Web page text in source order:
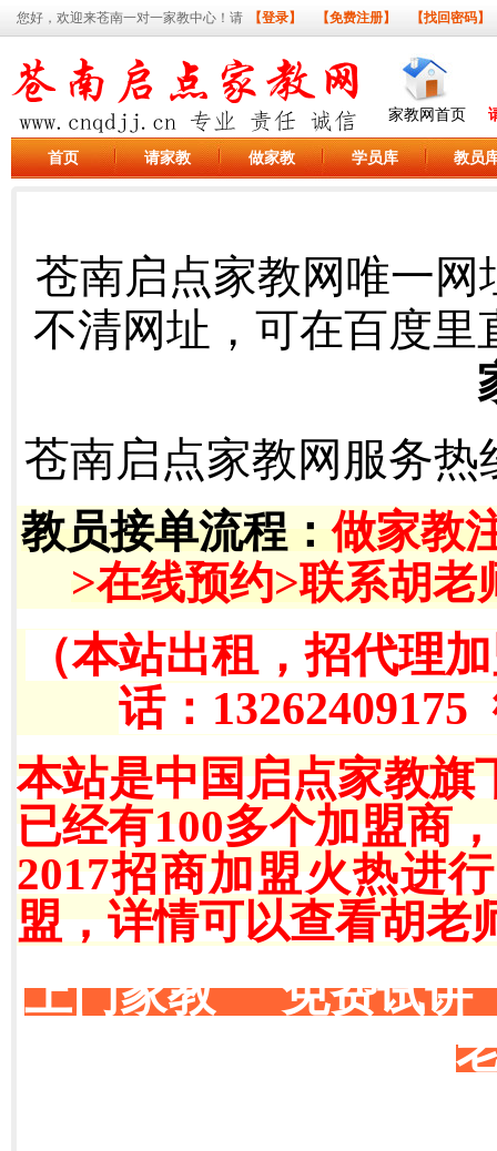
您好，欢迎来苍南一对一家教中心！请 【登录】 【免费注册】 【找回密码】
家教网首页
首页 请家教 做家教 学员库 教员
苍南启点家教网唯一网
不清网址，可在百度里
苍南启点家教网服务热
教员接单流程 ：做家教
>在线预约>联系胡老
（本站出租，招代理
话：
本站是中国启点家教旗
已经有100多个加盟商
2017招商加盟火热进
盟，详情可以查看胡老
上门家教 免费试讲